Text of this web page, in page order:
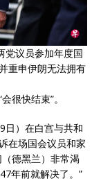
党议员参加年度国
重申伊朗无法拥有
很快结束”。
日）在白宫与共和
在场国会议员和家
德黑兰）非常渴
年前就解决了。”